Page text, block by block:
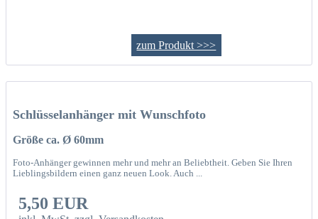
zum Produkt >>>
Schlüsselanhänger mit Wunschfoto
Größe ca. Ø 60mm
Foto-Anhänger gewinnen mehr und mehr an Beliebtheit. Geben Sie Ihren
Lieblingsbildern einen ganz neuen Look. Auch ...
5,50 EUR